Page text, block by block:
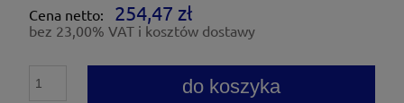
Cena netto:
254,47 zł
bez 23,00% VAT i kosztów dostawy
do koszyka